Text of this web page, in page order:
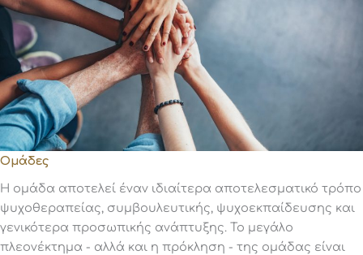
Ομάδες
Η ομάδα αποτελεί έναν ιδιαίτερα αποτελεσματικό τρόπο
ψυχοθεραπείας, συμβουλευτικής, ψυχοεκπαίδευσης και
γενικότερα προσωπικής ανάπτυξης. Το μεγάλο
πλεονέκτημα - αλλά και η πρόκληση - της ομάδας είναι